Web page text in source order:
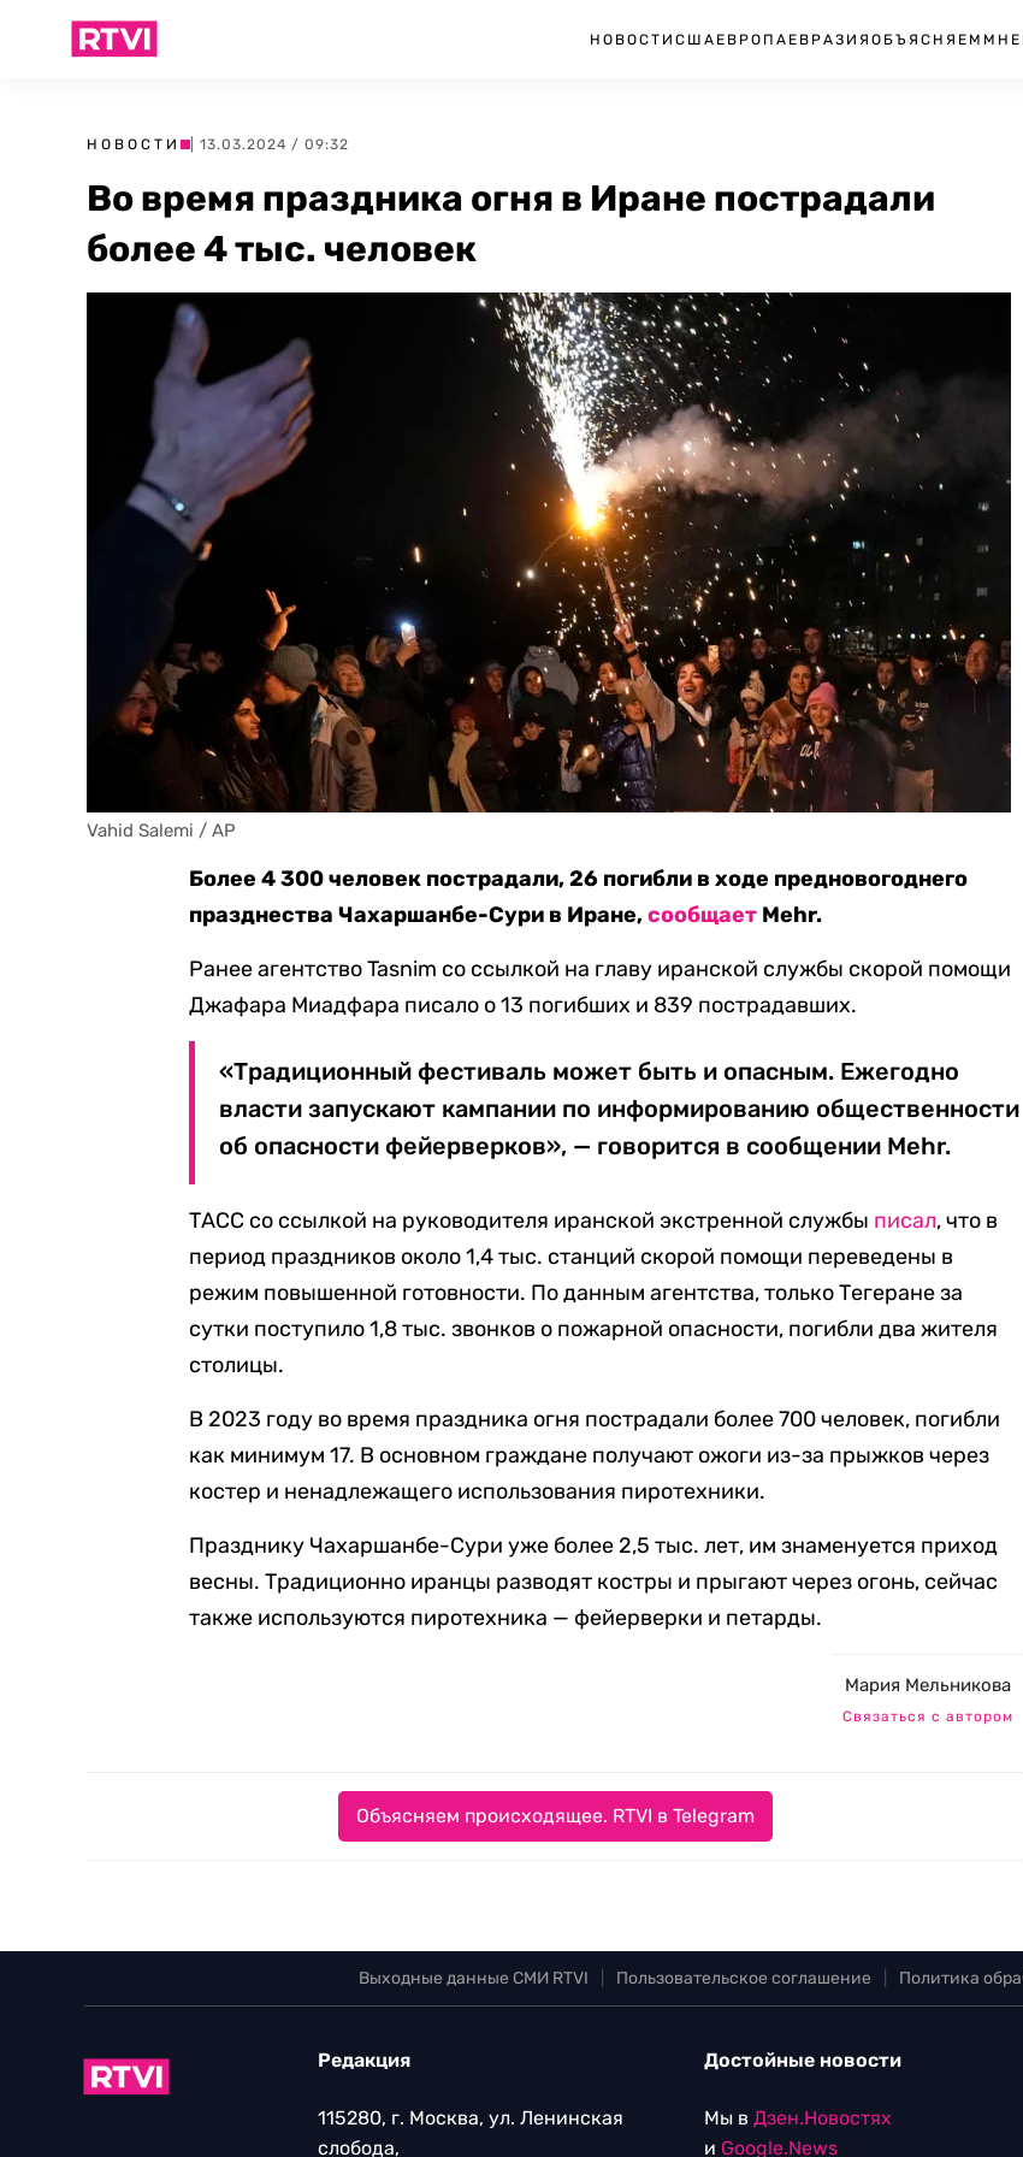
НОВОСТИ США ЕВРОПА ЕВРАЗИЯ ОБЪЯСНЯЕМ
НОВОСТИ | 13.03.2024 / 09:32
Во время праздника огня в Иране пострадали
более 4 тыс. человек
Vahid Salemi / AP
Более 4 300 человек пострадали, 26 погибли в ходе предновогоднего
празднества Чахаршанбе-Сури в Иране,сообщает Mehr.
Ранее агентство Tasnim со ссылкой на главу иранской службы скорой помощи
Джафара Миадфара писало о 13 погибших и 839 пострадавших.
«Традиционный фестиваль может быть и опасным. Ежегодно
власти запускают кампании по информированию общественности
об опасности фейерверков», — говорится в сообщении Mehr.
ТАСС со ссылкой на руководителя иранской экстренной службы писал, что в
период праздников около 1,4 тыс. станций скорой помощи переведены в
режим повышенной готовности. По данным агентства, только Тегеране за
сутки поступило 1,8 тыс. звонков о пожарной опасности, погибли два жителя
столицы.
В 2023 году во время праздника огня пострадали более 700 человек, погибли
как минимум 17. В основном граждане получают ожоги из-за прыжков через
костер и ненадлежащего использования пиротехники.
Празднику Чахаршанбе-Сури уже более 2,5 тыс. лет, им знаменуется приход
весны. Традиционно иранцы разводят костры и прыгают через огонь, сейчас
также используются пиротехника — фейерверки и петарды.
Мария Мельникова
Связаться с автором
Объясняем происходящее. RTVI в Telegram
Выходные данные СМИ RTVI Пользовательское соглашение Политика
Редакция
115280, г. Москва, ул. Ленинская
слобода,
Достойные новости
Мы в Дзен.Новостях
и Google.News